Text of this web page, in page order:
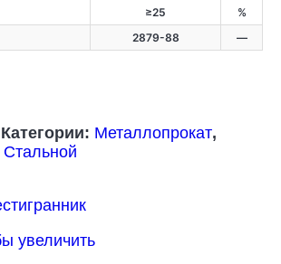
≥25
%
2879-88 —
Категории: Металлопрокат,
увеличить